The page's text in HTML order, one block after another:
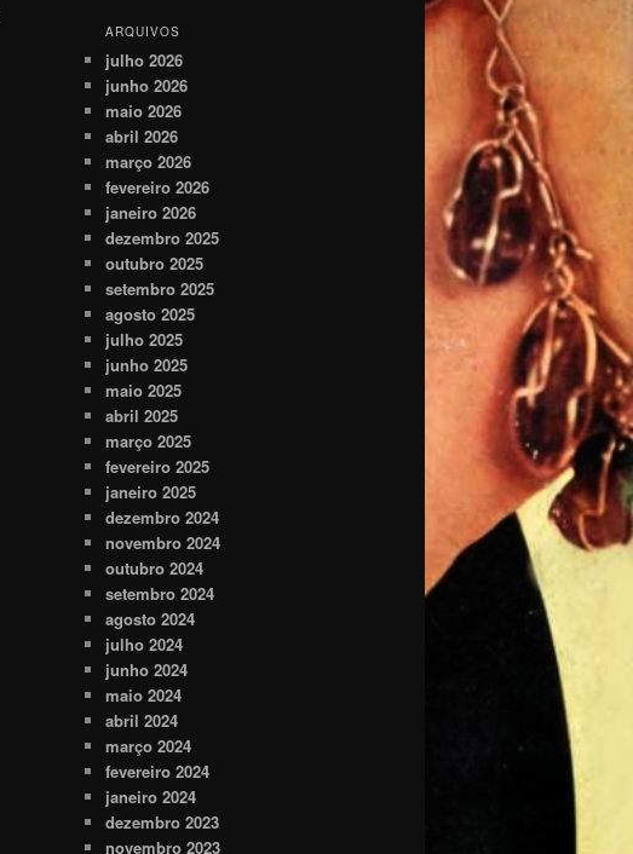
ARQUIVOS
julho 2026
junho 2026
maio 2026
abril 2026
março 2026
fevereiro 2026
janeiro 2026
dezembro 2025
outubro 2025
setembro 2025
agosto 2025
julho 2025
junho 2025
maio 2025
abril 2025
março 2025
fevereiro 2025
janeiro 2025
dezembro 2024
novembro 2024
outubro 2024
setembro 2024
agosto 2024
julho 2024
junho 2024
maio 2024
abril 2024
março 2024
fevereiro 2024
janeiro 2024
dezembro 2023
novembro 2023